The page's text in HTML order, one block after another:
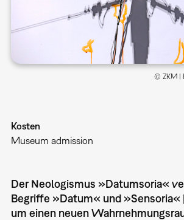
© ZKM |
Kosten
Museum admission
Der Neologismus »Datumsoria«
Begriffe »Datum« und »Sensoria«
um einen neuen